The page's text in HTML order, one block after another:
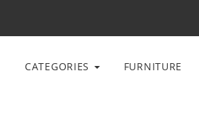
CATEGORIES FURNITURE